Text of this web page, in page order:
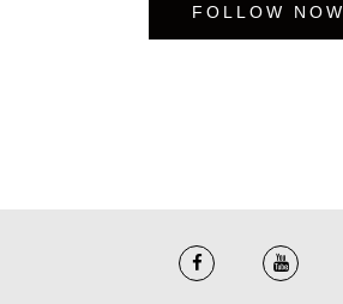
FOLLOW NOW